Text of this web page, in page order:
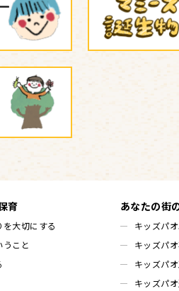
育
大切にする
うこと
あなたの街
キッズパ
キッズパ
キッズパ
キッズパ